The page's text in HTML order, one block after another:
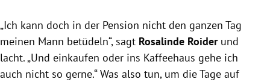
„Ich kann doch in der Pension nicht den ganzen Tag
meinen Mann betüdeln“, sagt Rosalinde Roiderund
lacht. „Und einkaufen oder ins Kaffeehaus gehe ich
auch nicht so gerne.“ Was also tun, um die Tage auf